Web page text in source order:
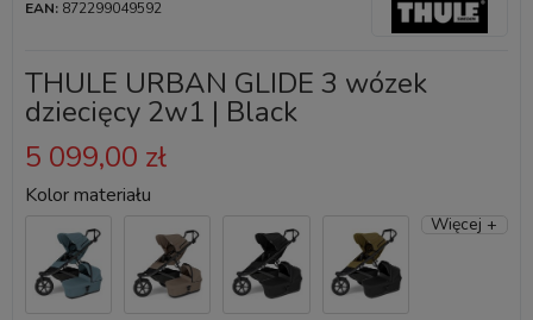
EAN: 872299049592
THULE URBAN GLIDE 3 wózek
dziecięcy 2w1 | Black
5 099,00 zł
Kolor materiału
Więcej +